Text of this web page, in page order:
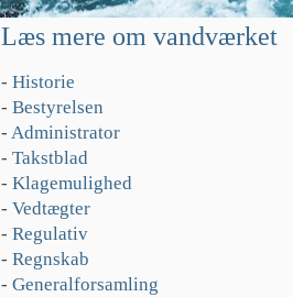
Læs mere om vandværket
- Historie
- Bestyrelsen
- Administrator
- Takstblad
- Klagemulighed
- Vedtægter
- Regulativ
- Regnskab
- Generalforsamling